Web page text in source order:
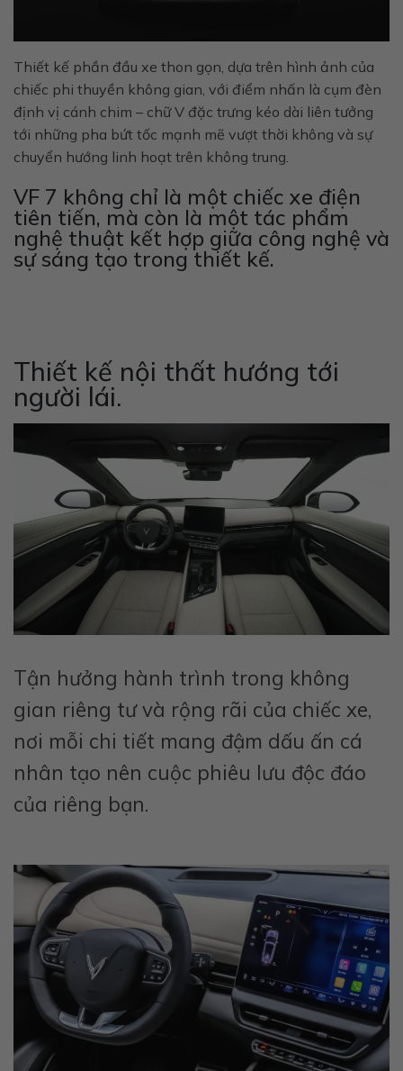
Thiết kế phần đầu xe thon gọn, dựa trên hình ảnh của
chiếc phi thuyền không gian, với điểm nhấn là cụm đèn
định vị cánh chim – chữ V đặc trưng kéo dài liên tưởng
tới những pha bứt tốc mạnh mẽ vượt thời không và sự
chuyển hướng linh hoạt trên không trung.
VF 7 không chỉ là một chiếc xe điện
tiên tiến, mà còn là một tác phẩm
nghệ thuật kết hợp giữa công nghệ và
sự sáng tạo trong thiết kế.
Thiết kế nội thất hướng tới
người lái.
Tận hưởng hành trình trong không
gian riêng tư và rộng rãi của chiếc xe,
nơi mỗi chi tiết mang đậm dấu ấn cá
nhân tạo nên cuộc phiêu lưu độc đáo
của riêng bạn.